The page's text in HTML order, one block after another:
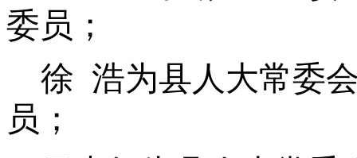
委员；
徐 浩为县人大常委
员；